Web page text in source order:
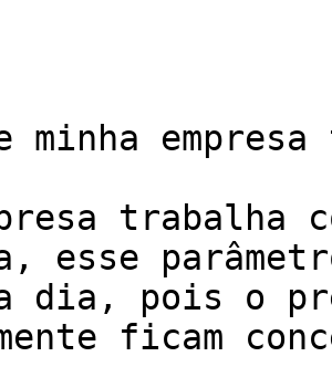
minha
trabalha
esse
dia, pois o
ficam